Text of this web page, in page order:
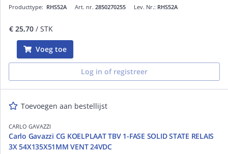
Art. nr. 2850270255
Producttype: RHS52A Lev. Nr.: RHS52A
€ 25,70 / STK
Voeg toe
Log in of registreer
Toevoegen aan bestellijst
CARLO GAVAZZI
Carlo Gavazzi CG KOELPLAAT TBV 1-FASE SOLID STATE RELAIS
3X 54X135X51MM VENT 24VDC